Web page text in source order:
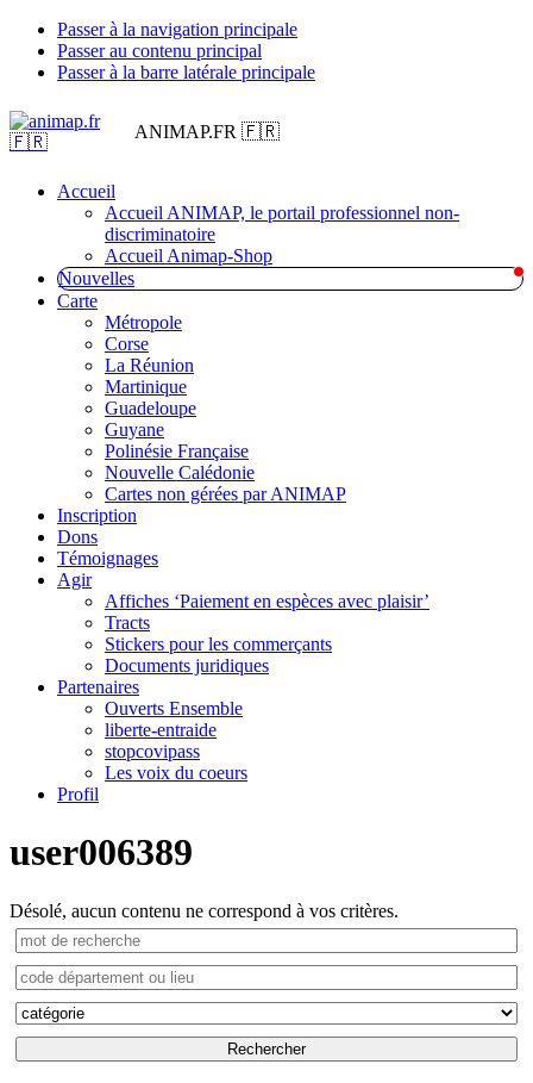
Passer à la navigation principale
Passer au contenu principal
Passer à la barre latérale principale
ANIMAP.FR 🇫🇷
Accueil
Accueil ANIMAP, le portail professionnel non-
discriminatoire
Accueil Animap-Shop
Nouvelles
Carte
Métropole
Corse
La Réunion
Martinique
Guadeloupe
Guyane
Polinésie Française
Nouvelle Calédonie
Cartes non gérées par ANIMAP
Inscription
Dons
Témoignages
Agir
Affiches ‘Paiement en espèces avec plaisir’
Tracts
Stickers pour les commerçants
Documents juridiques
Partenaires
Ouverts Ensemble
liberte-entraide
stopcovipass
Les voix du coeurs
Profil
user006389
Désolé, aucun contenu ne correspond à vos critères.